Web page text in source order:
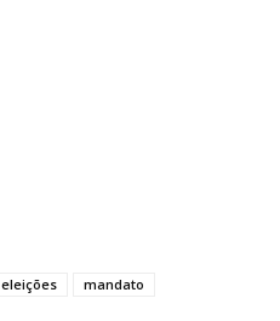
eleições mandato